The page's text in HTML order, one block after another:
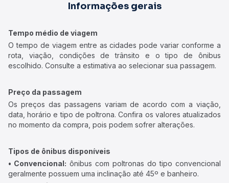
Informações gerais
Tempo médio de viagem
O tempo de viagem entre as cidades pode variar conforme a
rota, viação, condições de trânsito e o tipo de ônibus
escolhido. Consulte a estimativa ao selecionar sua passagem.
Preço da passagem
Os preços das passagens variam de acordo com a viação,
data, horário e tipo de poltrona. Confira os valores atualizados
no momento da compra, pois podem sofrer alterações.
Tipos de ônibus disponíveis
• Convencional: ônibus com poltronas do tipo convencional
geralmente possuem uma inclinação até 45º e banheiro.